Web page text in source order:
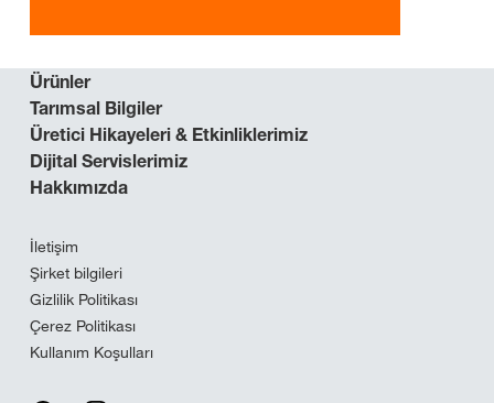
Ürünler
Tarımsal Bilgiler
Üretici Hikayeleri & Etkinliklerimiz
Dijital Servislerimiz
Hakkımızda
İletişim
Şirket bilgileri
Gizlilik Politikası
Çerez Politikası
Kullanım Koşulları